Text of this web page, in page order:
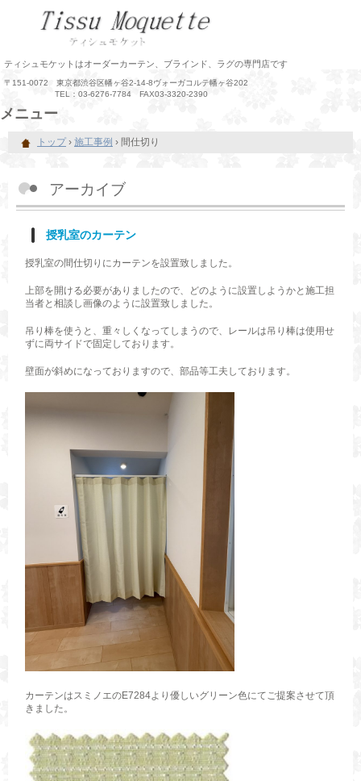
ティシュモケットはオーダーカーテン、ブラインド、ラグの専門店です
〒151-0072 東京都渋谷区幡ヶ谷2-14-8ヴォーガコルテ幡ヶ谷202
TEL：03-6276-7784 FAX03-3320-2390
メニュー
トップ › 施工事例 › 間仕切り
アーカイブ
授乳室のカーテン
授乳室の間仕切りにカーテンを設置致しました。
上部を開ける必要がありましたので、どのように設置しようかと施工担
当者と相談し画像のように設置致しました。
吊り棒を使うと、重々しくなってしまうので、レールは吊り棒は使用せ
ずに両サイドで固定しております。
壁面が斜めになっておりますので、部品等工夫しております。
カーテンはスミノエのE7284より優しいグリーン色にてご提案させて頂
きました。